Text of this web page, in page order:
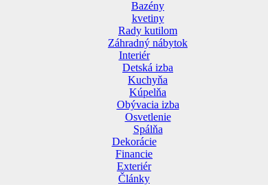
Bazény
kvetiny
Rady kutilom
Záhradný nábytok
Interiér
Detská izba
Kuchyňa
Kúpelňa
Obývacia izba
Osvetlenie
Spálňa
Dekorácie
Financie
Exteriér
Články